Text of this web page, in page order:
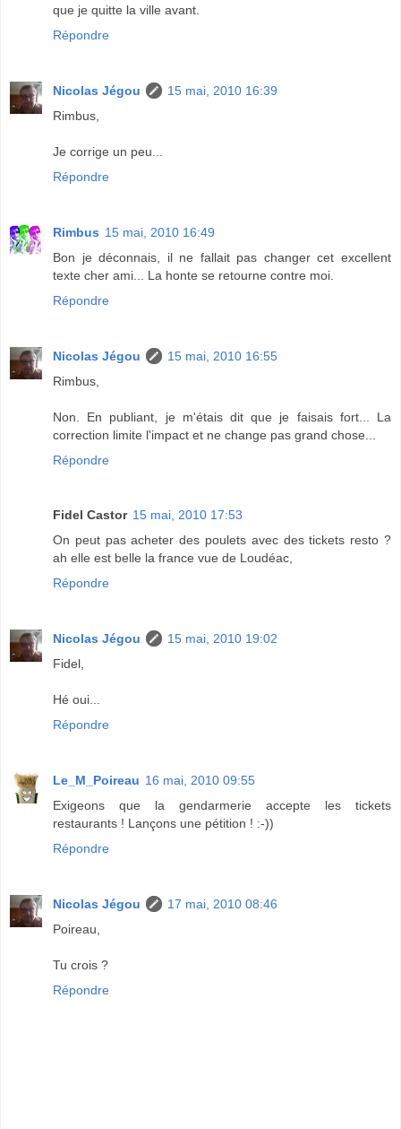
que je quitte la ville avant.
Répondre
Nicolas Jégou
15 mai, 2010 16:39
Rimbus,
Je corrige un peu...
Répondre
Rimbus 15 mai, 2010 16:49
Bon je déconnais, il ne fallait pas changer cet excellent
texte cher ami... La honte se retourne contre moi.
Répondre
Nicolas Jégou
15 mai, 2010 16:55
Rimbus,
Non. En publiant, je m'étais dit que je faisais fort... La
correction limite l'impact et ne change pas grand chose...
Répondre
Fidel Castor 15 mai, 2010 17:53
On peut pas acheter des poulets avec des tickets resto ?
ah elle est belle la france vue de Loudéac,
Répondre
Nicolas Jégou
15 mai, 2010 19:02
Fidel,
Hé oui...
Répondre
Le_M_Poireau 16 mai, 2010 09:55
Exigeons que la gendarmerie accepte les tickets
restaurants ! Lançons une pétition ! :-))
Répondre
Nicolas Jégou
17 mai, 2010 08:46
Poireau,
Tu crois ?
Répondre